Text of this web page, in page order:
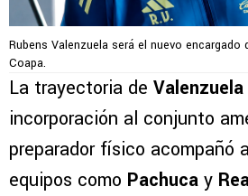
Rubens Valenzuela será el nuevo
Coapa.
La trayectoria de Valenzuela
incorporación al conjunto
preparador físico acompañó a
equipos como Pachuca y